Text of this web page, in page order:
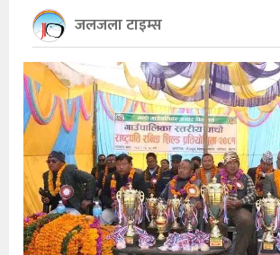
अन्तर्राष्ट्रिय
थप
जलजला टाइम्स